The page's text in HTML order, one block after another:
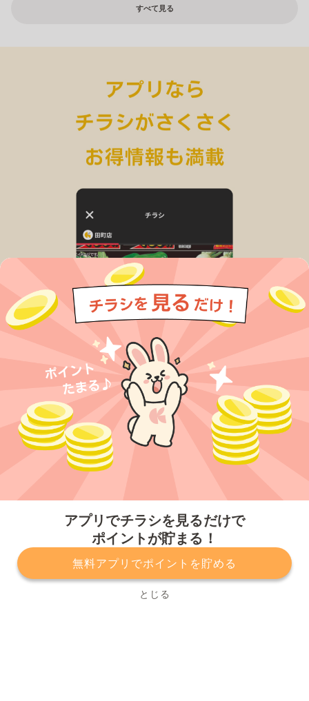
アプリでチラシを見るだけで
ポイントが貯まる！
無料アプリでポイントを貯める
とじる
すべて見る
プライバシーポリシー 利用規約
運営会社
サービスに関してのお問い合わせ